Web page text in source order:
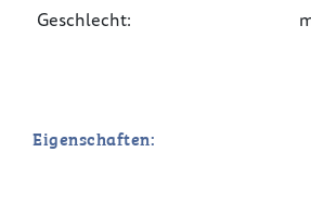
Geschlecht:
Eigenschaften: